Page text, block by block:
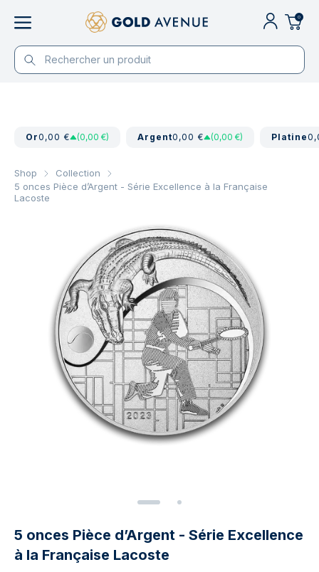
0
Or0,00 € (0,00 €) Argent0,00 € (0,00 €) Platine
Shop
Collection
5 onces Pièce d’Argent - Série Excellence à la Française
Lacoste
5 onces Pièce d’Argent - Série Excellence
à la Française Lacoste